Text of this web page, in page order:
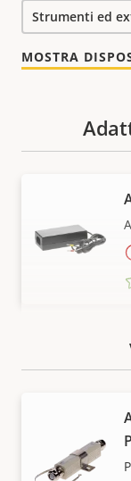
Strumenti ed
MOSTRA
MOSTRA